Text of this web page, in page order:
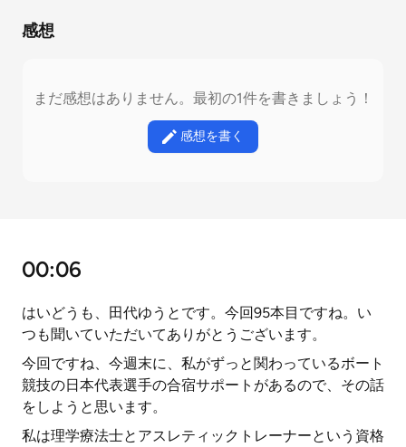
感想
まだ感想はありません。最初の1件を書きましょう！
感想を書く
00:06
はいどうも、田代ゆうとです。今回95本目ですね。い
つも聞いていただいてありがとうございます。
今回ですね、今週末に、私がずっと関わっているボート
競技の日本代表選手の合宿サポートがあるので、その話
をしようと思います。
私は理学療法士とアスレティックトレーナーという資格